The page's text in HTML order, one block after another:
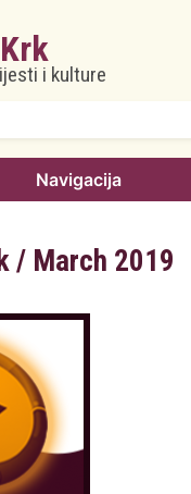
i kulture
Navigacija
/ March 2019